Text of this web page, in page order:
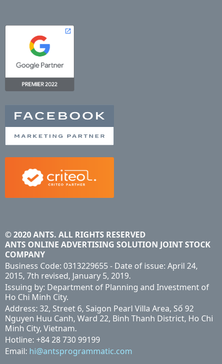
© 2020 ANTS. ALL RIGHTS RESERVED
ANTS ONLINE ADVERTISING SOLUTION JOINT STOCK
COMPANY
Business Code: 0313229655 - Date of issue: April 24,
2015, 7th revised, January 5, 2019.
Issuing by: Department of Planning and Investment of
Ho Chi Minh City.
Address: 32, Street 6, Saigon Pearl Villa Area, Số 92
Nguyen Huu Canh, Ward 22, Binh Thanh District, Ho Chi
Minh City, Vietnam.
Hotline: +84 28 730 99199
Email: hi@antsprogrammatic.com